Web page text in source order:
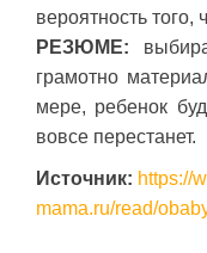
вероятность того,
РЕЗЮМЕ:
грамотно
мере, ребенок
вовсе перестанет.
Источник: https://
mama.ru/read/